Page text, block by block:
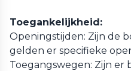
Toegankelijkheid:
Openingstijden: Zijn de
gelden er specifieke
Toegangswegen: Zijn